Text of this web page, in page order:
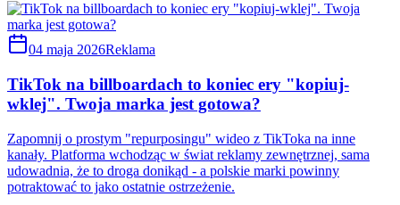
04 maja 2026Reklama
TikTok na billboardach to koniec ery "kopiuj-
wklej". Twoja marka jest gotowa?
Zapomnij o prostym "repurposingu" wideo z TikToka na inne
kanały. Platforma wchodząc w świat reklamy zewnętrznej, sama
udowadnia, że to droga donikąd - a polskie marki powinny
potraktować to jako ostatnie ostrzeżenie.